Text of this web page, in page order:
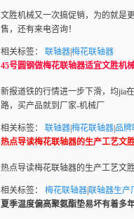
文胜机械又一次搞促销，为的就是
售，还有来电咨询！
相关标签： 联轴器|梅花联轴器
45号圆钢做梅花联轴器适宜文胜机
新报道铁的行情进一步下滑，均jia
路，买产品就到厂家-机械厂
相关标签： 联轴器|梅花联轴器| 品牌
热点导读梅花联轴器的生产工艺文
热点导读梅花联轴器的生产工艺文
相关标签： 梅花联轴器|联轴器生产
夏季温度偏高聚氨酯垫易坏有着多